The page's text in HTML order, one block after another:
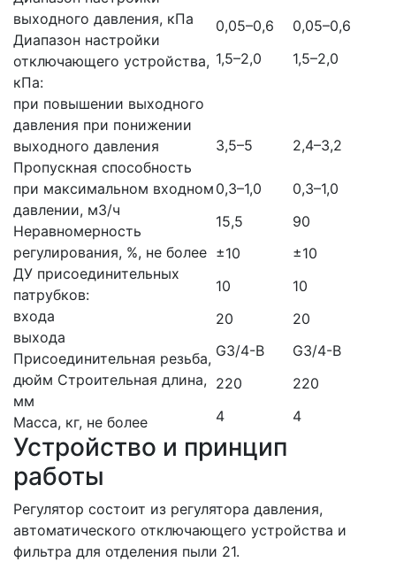
выходного давления, кПа
Диапазон настройки
отключающего устройства,
кПа:
при повышении выходного
давления при понижении
выходного давления
Пропускная способность
при максимальном входном
давлении, м3/ч
Неравномерность
регулирования, %, не более
ДУ присоединительных
патрубков:
входа
выхода
Присоединительная резьба,
дюйм Строительная длина,
мм
Масса, кг, не более
0,05–0,6
0,05–0,6
1,5–2,0
1,5–2,0
3,5–5 2,4–3,2
0,3–1,0
0,3–1,0
15,5
90
±10
±10
10
10
20
20
G3/4-B
G3/4-B
220
220
4
4
Устройство и принцип
работы
Регулятор состоит из регулятора давления,
автоматического отключающего устройства и
фильтра для отделения пыли 21.